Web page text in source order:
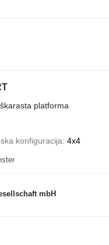
platforma
konfiguracija 4x4
mbH